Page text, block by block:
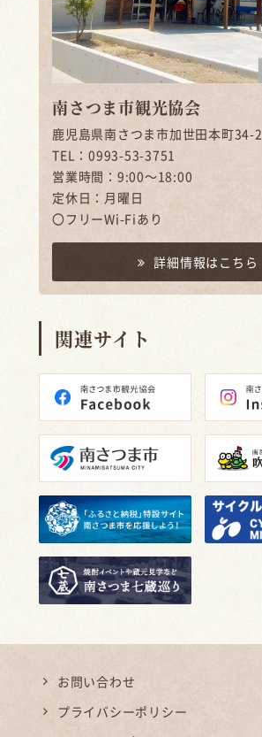
南さつま市観光協会
鹿児島県南さつま市加世田本町34-2
TEL：0993-53-3751
営業時間：9:00～18:00
定休日：月曜日
〇フリーWi-Fiあり
詳細情報はこちら
関連サイト
お問い合わせ
プライバシーポリシー